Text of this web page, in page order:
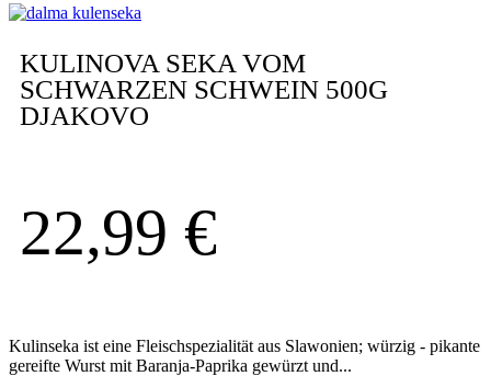
KULINOVA SEKA VOM
SCHWARZEN SCHWEIN 500G
DJAKOVO
22,99 €
Kulinseka ist eine Fleischspezialität aus Slawonien; würzig - pikante
gereifte Wurst mit Baranja-Paprika gewürzt und...